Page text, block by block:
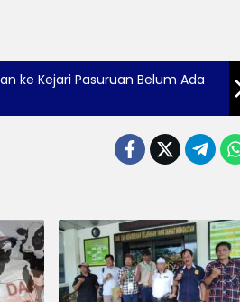
ke Kejari Pasuruan Belum Ada